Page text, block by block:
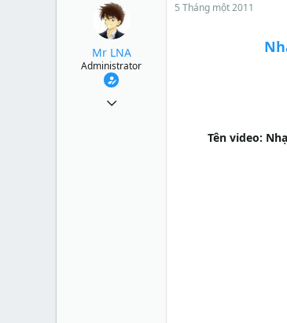
Mr LNA
Administrator
5 Tháng một 2011
Tên video: